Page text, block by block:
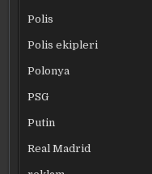
Polis
Polis ekipleri
Polonya
PSG
Putin
Real Madrid